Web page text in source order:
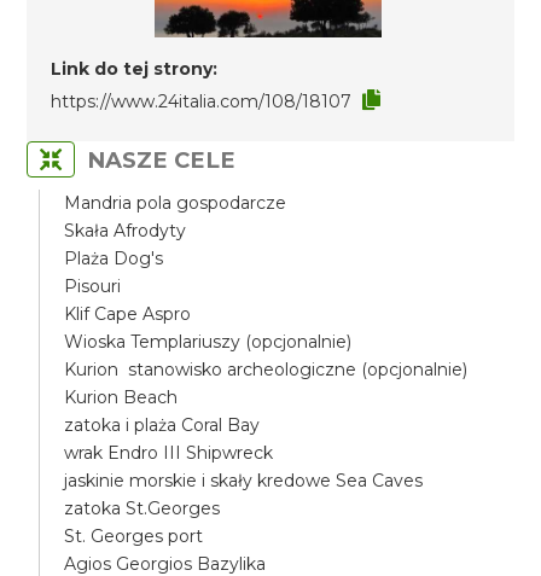
Link do tej strony:
https://www.24italia.com/108/18107
NASZE CELE
Mandria pola gospodarcze
Skała Afrodyty
Plaża Dog's
Pisouri
Klif Cape Aspro
Wioska Templariuszy (opcjonalnie)
Kurion stanowisko archeologiczne (opcjonalnie)
Kurion Beach
zatoka i plaża Coral Bay
wrak Endro III Shipwreck
jaskinie morskie i skały kredowe Sea Caves
zatoka St.Georges
St. Georges port
Agios Georgios Bazylika